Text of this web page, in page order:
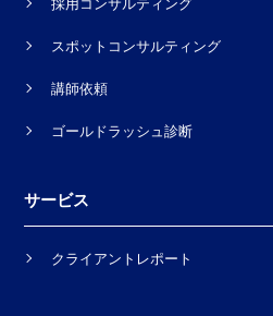
採用コンサルティング
スポットコンサルティング
講師依頼
ゴールドラッシュ診断
サービス
クライアントレポート